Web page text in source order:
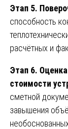
Этап 5.
способность
расчётных и
Этап 6.
стоимости
сметной
завышения